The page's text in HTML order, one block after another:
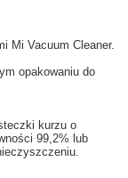
Mi Vacuum Cleaner.
opakowaniu do
kurzu o
99,2% lub
.